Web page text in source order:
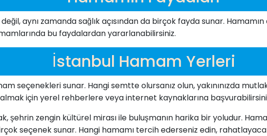
aynı zamanda sağlık açısından da birçok fayda sunar.
bu faydalardan yararlanabilirsiniz.
İstanbul Hamam Yerleri
seçenekleri sunar. Hangi semtte olursanız olun, yakınınızda
için yerel rehberlere veya internet kaynaklarına
şehrin zengin kültürel mirası ile buluşmanın harika bir yoludur.
seçenek sunar. Hangi hamamı tercih ederseniz edin,